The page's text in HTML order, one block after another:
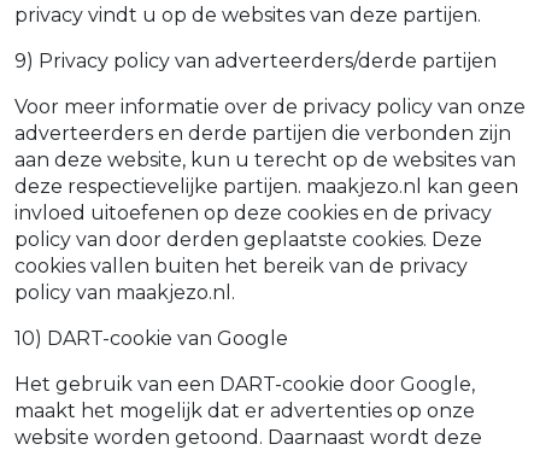
privacy vindt u op de websites van deze partijen.
9) Privacy policy van adverteerders/derde partijen
Voor meer informatie over de privacy policy van onze
adverteerders en derde partijen die verbonden zijn
aan deze website, kun u terecht op de websites van
deze respectievelijke partijen. maakjezo.nl kan geen
invloed uitoefenen op deze cookies en de privacy
policy van door derden geplaatste cookies. Deze
cookies vallen buiten het bereik van de privacy
policy van maakjezo.nl.
10) DART-cookie van Google
Het gebruik van een DART-cookie door Google,
maakt het mogelijk dat er advertenties op onze
website worden getoond. Daarnaast wordt deze